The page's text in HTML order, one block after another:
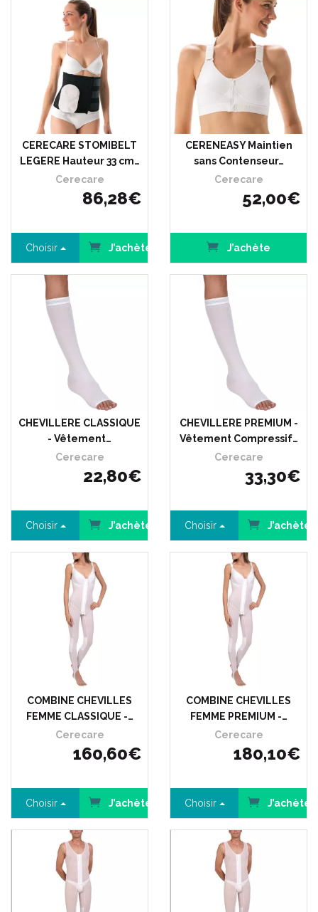
CERECARE STOMIBELT
LEGERE Hauteur 33 cm…
Cerecare
86,28€
Choisir J’achète
CERENEASY Maintien
sans Contenseur…
Cerecare
52,00€
J’achète
CHEVILLERE CLASSIQUE
- Vêtement…
Cerecare
22,80€
Choisir J’achète
CHEVILLERE PREMIUM -
Vêtement Compressif…
Cerecare
33,30€
Choisir J’achète
COMBINE CHEVILLES
FEMME CLASSIQUE -…
Cerecare
160,60€
Choisir J’achète
COMBINE CHEVILLES
FEMME PREMIUM -…
Cerecare
180,10€
Choisir J’achète